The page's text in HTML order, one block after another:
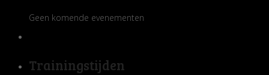
Geen komende evenementen
Trainingstijden